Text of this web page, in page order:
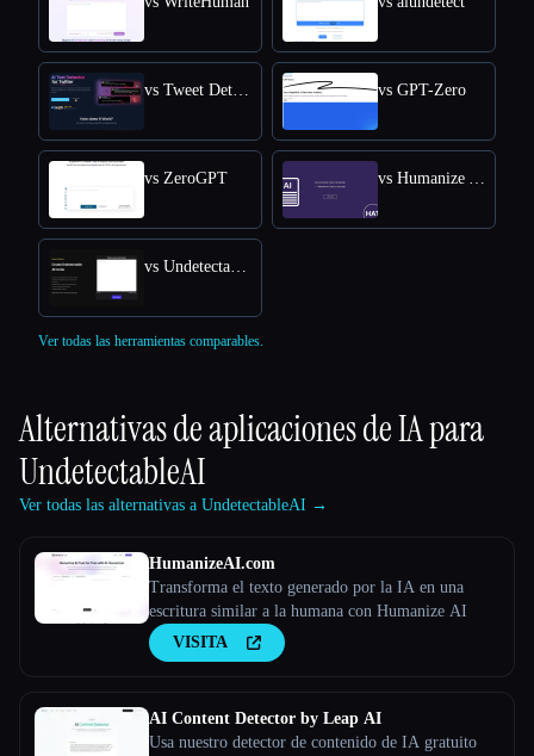
vs Tweet Detective vs GPT-Zero
vs ZeroGPT vs Humanize AI Text
vs Undetectable AI
Ver todas las herramientas comparables.
Alternativas de aplicaciones de IA para
UndetectableAI
Ver todas las alternativas a UndetectableAI →
HumanizeAI.com
Transforma el texto generado por la IA en una
escritura similar a la humana con Humanize AI
VISITA
AI Content Detector by Leap AI
Usa nuestro detector de contenido de IA gratuito